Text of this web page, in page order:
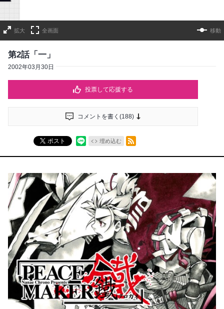
拡大 全画面 移動
第2話「一」
2002年03月30日
投票して応援する
コメントを書く(188)
ポスト 埋め込む
RSSフィード